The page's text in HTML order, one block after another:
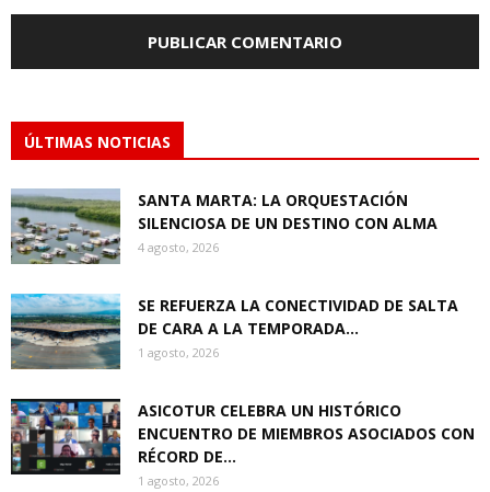
ÚLTIMAS NOTICIAS
SANTA MARTA: LA ORQUESTACIÓN
SILENCIOSA DE UN DESTINO CON ALMA
4 agosto, 2026
SE REFUERZA LA CONECTIVIDAD DE SALTA
DE CARA A LA TEMPORADA...
1 agosto, 2026
ASICOTUR CELEBRA UN HISTÓRICO
ENCUENTRO DE MIEMBROS ASOCIADOS CON
RÉCORD DE...
1 agosto, 2026